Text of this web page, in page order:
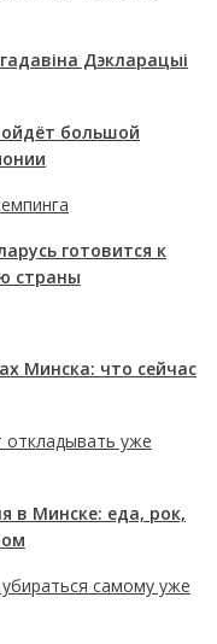
Дэкларацыі
большой
готовится к
страны
Минска: что сейчас
откладывать уже
в Минске: еда, рок,
самому уже